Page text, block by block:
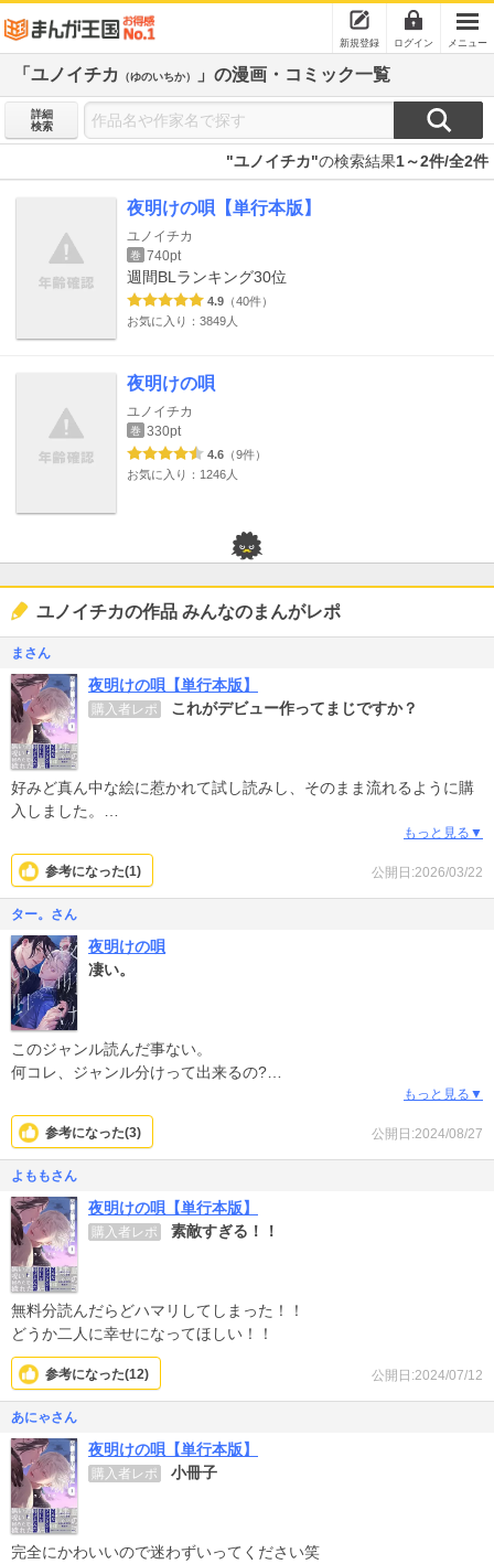
新規登録 ログイン メニュー
「ユノイチカ （ゆのいちか） 」の漫画・コミック一覧
詳細
検索
"ユノイチカ"の検索結果1～2件/全2件
夜明けの唄【単行本版】
ユノイチカ
巻 740pt
週間BLランキング30位
4.9 （40件）
お気に入り：3849人
夜明けの唄
ユノイチカ
巻 330pt
4.6 （9件）
お気に入り：1246人
ユノイチカの作品 みんなのまんがレポ
まさん
夜明けの唄【単行本版】
購入者レポ これがデビュー作ってまじですか？
好みど真ん中な絵に惹かれて試し読みし、そのまま流れるように購
入しました。
絵がとにかく上手すぎる。表情の描き分けほんと上手いです。
内容が進○に似ているというレポもありましたが、レポ見るまで進○
が頭に浮かぶことはなかったです。
言われてみれば共通するところもありますが、だからと言って似て
いると思うこともなかったかなと。個人的には。
引き続き楽しく購読させていただいてます。
独特の美しい世界観もストーリー展開も人間味溢れる個性的なキャ
ラクターたちもとても好きです。
シリアスなとこはとことんシリアスですが、ギャグパートと穏やか
パートに癒されます。場面展開もテンポ良く、ついつい次々と読み
進めてしまいます。
BL要素薄めなので、BL初心者の方にもおすすめしたいです。
もっと見る▼
公開日:2026/03/22
参考になった(1)
ター。さん
夜明けの唄
凄い。
このジャンル読んだ事ない。
何コレ、ジャンル分けって出来るの?
もっと見る▼
公開日:2024/08/27
参考になった(3)
よももさん
夜明けの唄【単行本版】
購入者レポ 素敵すぎる！！
無料分読んだらどハマリしてしまった！！
どうか二人に幸せになってほしい！！
公開日:2024/07/12
参考になった(12)
あにゃさん
夜明けの唄【単行本版】
購入者レポ 小冊子
完全にかわいいので迷わずいってください笑